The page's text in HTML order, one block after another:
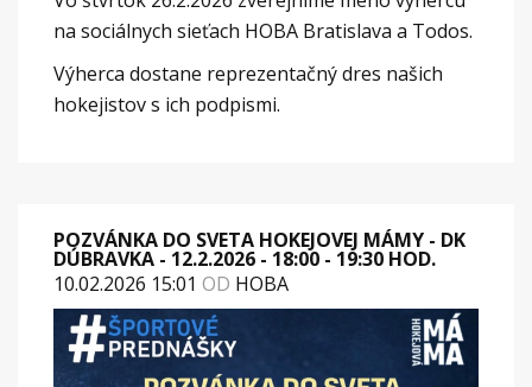
na sociálnych sieťach HOBA Bratislava a Todos.
Výherca dostane reprezentačný dres našich
hokejistov s ich podpismi.
POZVÁNKA DO SVETA HOKEJOVEJ MÁMY - DK
DÚBRAVKA - 12.2.2026 - 18:00 - 19:30 HOD.
10.02.2026 15:01 OD HOBA